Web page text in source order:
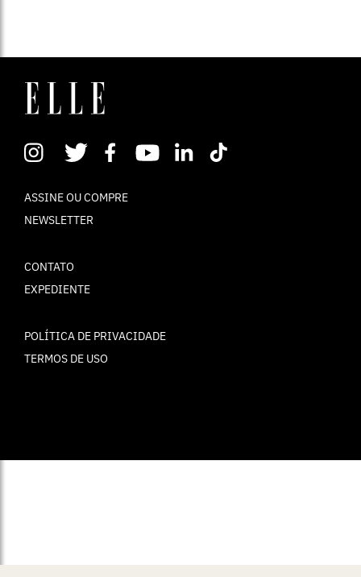
ASSINE OU COMPRE
NEWSLETTER
CONTATO
EXPEDIENTE
POLÍTICA DE PRIVACIDADE
TERMOS DE USO